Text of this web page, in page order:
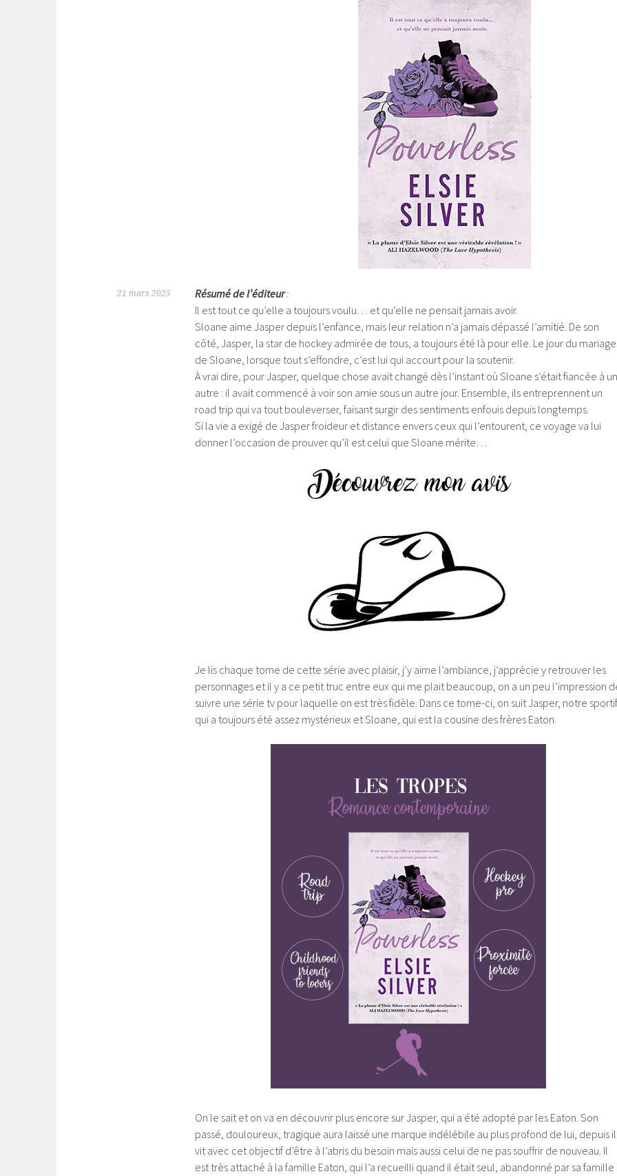
21 mars 2025 Résumé de l’éditeur:
Il est tout ce qu’elle a toujours voulu… et qu’elle ne pensait jamais avoir.
Sloane aime Jasper depuis l’enfance, mais leur relation n’a jamais dépassé l’amitié. De son
côté, Jasper, la star de hockey admirée de tous, a toujours été là pour elle. Le jour du mariage
de Sloane, lorsque tout s’effondre, c’est lui qui accourt pour la soutenir.
À vrai dire, pour Jasper, quelque chose avait changé dès l’instant où Sloane s’était fiancée à un
autre : il avait commencé à voir son amie sous un autre jour. Ensemble, ils entreprennent un
road trip qui va tout bouleverser, faisant surgir des sentiments enfouis depuis longtemps.
Si la vie a exigé de Jasper froideur et distance envers ceux qui l’entourent, ce voyage va lui
donner l’occasion de prouver qu’il est celui que Sloane mérite…
Je lis chaque tome de cette série avec plaisir, j’y aime l’ambiance, j’apprécie y retrouver les
personnages et il y a ce petit truc entre eux qui me plait beaucoup, on a un peu l’impression
suivre une série tv pour laquelle on est très fidèle. Dans ce tome-ci, on suit Jasper, notre sportif
qui a toujours été assez mystérieux et Sloane, qui est la cousine des frères Eaton.
On le sait et on va en découvrir plus encore sur Jasper, qui a été adopté par les Eaton. Son
passé, douloureux, tragique aura laissé une marque indélébile au plus profond de lui, depuis il
vit avec cet objectif d’être à l’abris du besoin mais aussi celui de ne pas souffrir de nouveau. Il
est très attaché à la famille Eaton, qui l’a recueilli quand il était seul, abandonné par sa famille